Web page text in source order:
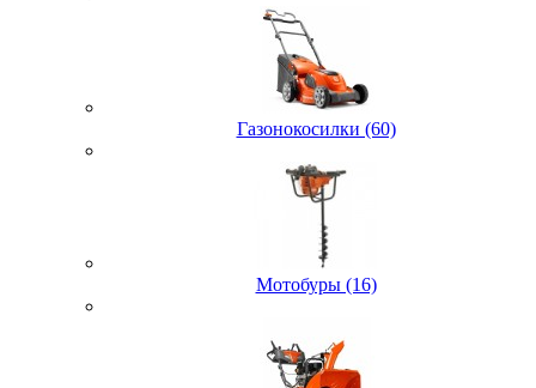
Газонокосилки (60)
Мотобуры (16)